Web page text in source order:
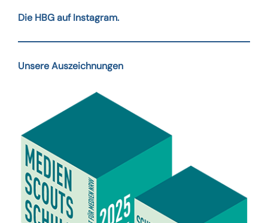
Die HBG auf Instagram.
Unsere Auszeichnungen